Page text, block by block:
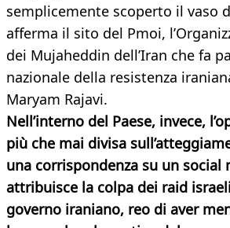
semplicemente scoperto il vaso
afferma il sito del Pmoi,
dei Mujaheddin dell’Iran che fa
nazionale della resistenza
Maryam Rajavi.
Nell’interno del Paese, invece,
più che mai divisa
una corrispondenza su un social
attribuisce la colpa dei raid
governo iraniano, reo di aver